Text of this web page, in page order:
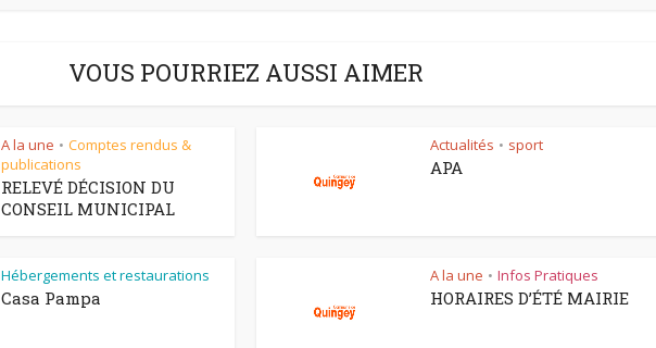
VOUS POURRIEZ AUSSI AIMER
A la une • Comptes rendus &
publications
RELEVÉ DÉCISION DU
CONSEIL MUNICIPAL
Actualités • sport
APA
Hébergements et restaurations
Casa Pampa
A la une • Infos Pratiques
HORAIRES D’ÉTÉ MAIRIE